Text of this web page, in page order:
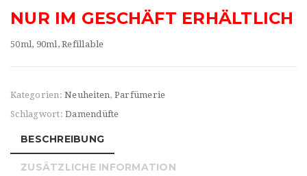
NUR IM GESCHÄFT ERHÄLTLICH
50ml, 90ml, Refillable
Kategorien: Neuheiten, Parfümerie
Schlagwort: Damendüfte
BESCHREIBUNG
ZUSÄTZLICHE INFORMATION